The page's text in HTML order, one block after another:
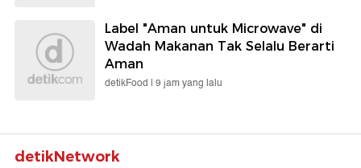
Label "Aman untuk Microwave" di
Wadah Makanan Tak Selalu Berarti
Aman
detikFood | 9 jam yang lalu
detikNetwork